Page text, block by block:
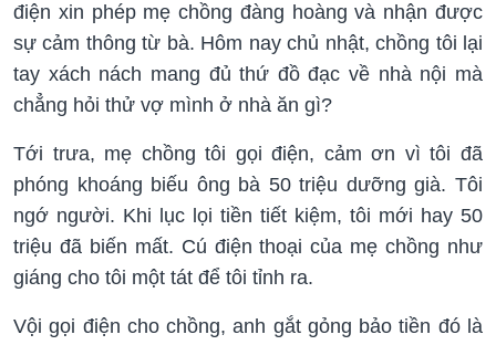
điện xin phép mẹ chồng đàng hoàng và nhận được
sự cảm thông từ bà. Hôm nay chủ nhật, chồng tôi lại
tay xách nách mang đủ thứ đồ đạc về nhà nội mà
chẳng hỏi thử vợ mình ở nhà ăn gì?
Tới trưa, mẹ chồng tôi gọi điện, cảm ơn vì tôi đã
phóng khoáng biếu ông bà 50 triệu dưỡng già. Tôi
ngớ người. Khi lục lọi tiền tiết kiệm, tôi mới hay 50
triệu đã biến mất. Cú điện thoại của mẹ chồng như
giáng cho tôi một tát để tôi tỉnh ra.
Vội gọi điện cho chồng, anh gắt gỏng bảo tiền đó là